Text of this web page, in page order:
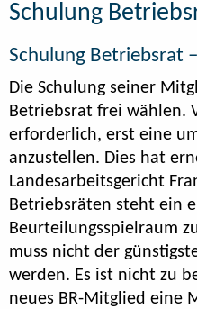
Schulung
Schulung Betriebsrat
Die Schulung seiner
Betriebsrat frei wählen.
erforderlich, erst eine
anzustellen. Dies hat
Landesarbeitsgericht
Betriebsräten steht ein
Beurteilungsspielraum
muss nicht der
werden. Es ist nicht zu
neues BR-Mitglied eine